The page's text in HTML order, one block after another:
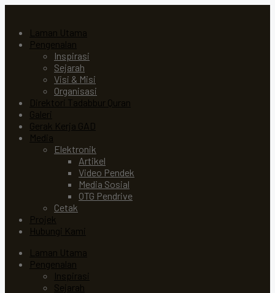
Laman Utama
Pengenalan
Inspirasi
Sejarah
Visi & Misi
Organisasi
Direktori Tadabbur Quran
Galeri
Gerak Kerja GAD
Media
Elektronik
Artikel
Video Pendek
Media Sosial
OTG Pendrive
Cetak
Projek
Hubungi Kami
Laman Utama
Pengenalan
Inspirasi
Sejarah